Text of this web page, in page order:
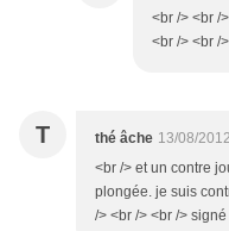
<br /> <br /
<br /> <br /
T thé âche 13/08/
<br /> et un contre
plongée. je suis
/> <br /> <br />